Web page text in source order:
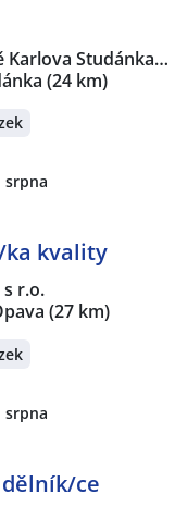
Karlova Studánka…
(24 km)
srpna
kvality
s r.o.
(27 km)
srpna
ce